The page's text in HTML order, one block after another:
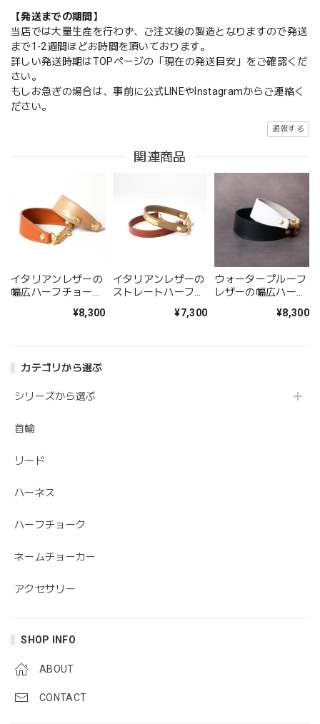
カテゴリから選ぶ
シリーズから選ぶ
首輪
リード
ハーネス
ハーフチョーク
ネームチョーカー
アクセサリー
SHOP INFO
ABOUT
CONTACT
【発送までの期間】
当店では大量生産を行わず、ご注文後の製造となりますので発送
まで1-2週間ほどお時間を頂いております。
詳しい発送時期はTOPページの「現在の発送目安」をご確認くだ
さい。
もしお急ぎの場合は、事前に公式LINEやInstagramからご連絡く
ださい。
通報する
関連商品
イタリアンレザーの
幅広ハーフチョーク
¥8,300
イタリアンレザーの
ストレートハーフチ
¥7,300
ウォータープルーフ
レザーの幅広ハーフ
TEX仕様レザー]¥8,300